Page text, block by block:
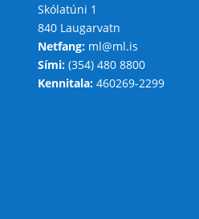
Skólatúni 1
840 Laugarvatn
Netfang:ml@ml.is
Sími:(354) 480 8800
Kennitala:460269-2299